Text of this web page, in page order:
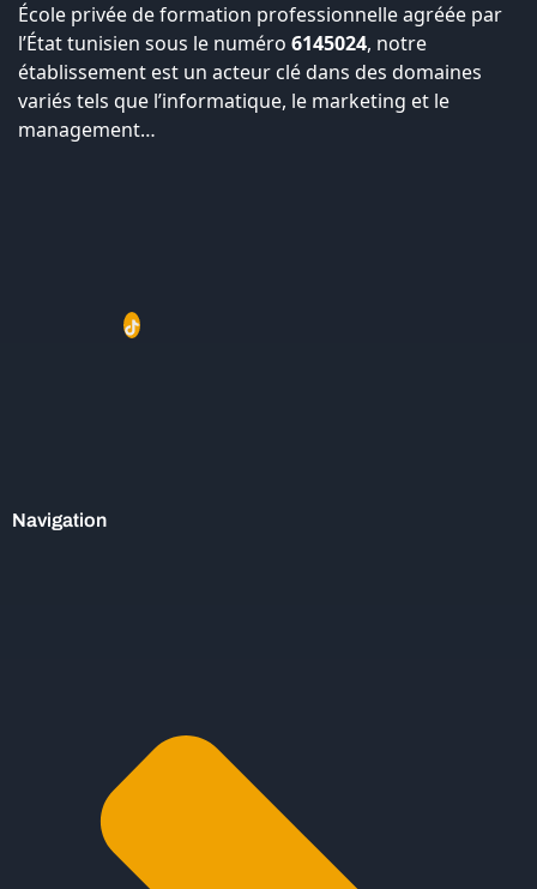
École privée de formation professionnelle agréée par
l’État tunisien sous le numéro 6145024, notre
établissement est un acteur clé dans des domaines
variés tels que l’informatique, le marketing et le
management…
Navigation